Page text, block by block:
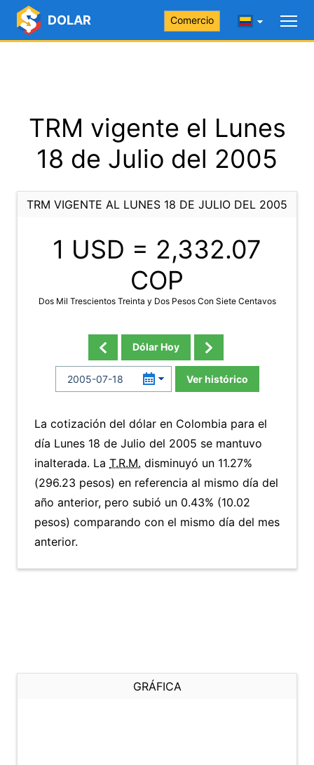
DOLAR Comercio
TRM vigente el Lunes
18 de Julio del 2005
TRM VIGENTE AL LUNES 18 DE JULIO DEL 2005
1 USD = 2,332.07
COP
Dos Mil Trescientos Treinta y Dos Pesos Con Siete Centavos
Dólar Hoy
Ver histórico
La cotización del dólar en Colombia para el
día Lunes 18 de Julio del 2005 se mantuvo
inalterada. La T.R.M. disminuyó un 11.27%
(296.23 pesos) en referencia al mismo día del
año anterior, pero subió un 0.43% (10.02
pesos) comparando con el mismo día del mes
anterior.
GRÁFICA